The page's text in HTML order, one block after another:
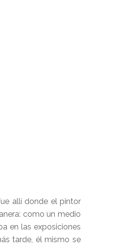
allí donde el pintor
como un medio
en las exposiciones
tarde, él mismo se